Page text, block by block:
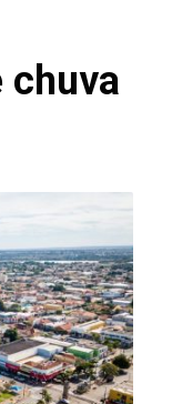
chuva